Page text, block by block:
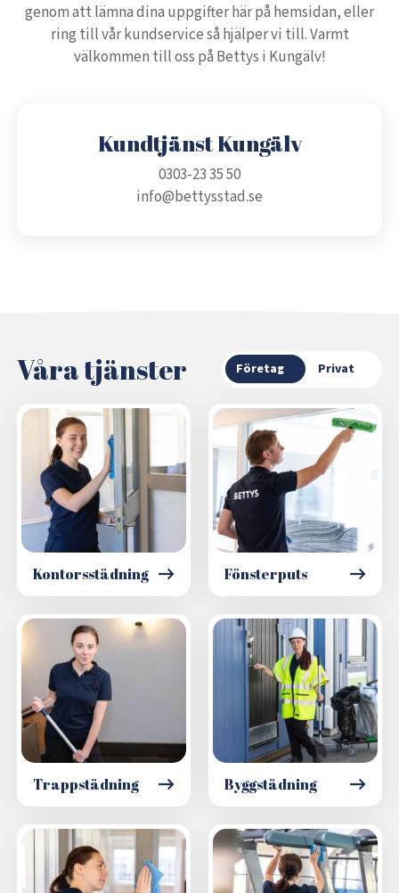
genom att lämna dina uppgifter här på hemsidan, eller
ring till vår kundservice så hjälper vi till. Varmt
välkommen till oss på Bettys i Kungälv!
Kundtjänst Kungälv
0303-23 35 50
info@bettysstad.se
Våra tjänster Företag Privat
Kontorsstädning Fönsterputs
Trappstädning Byggstädning